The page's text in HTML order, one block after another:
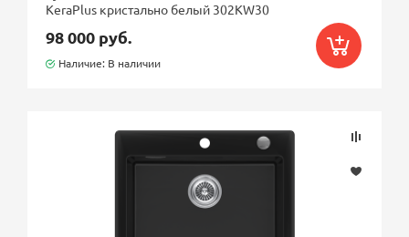
KeraPlus кристально белый 302KW30
98 000 руб.
Наличие: В наличии